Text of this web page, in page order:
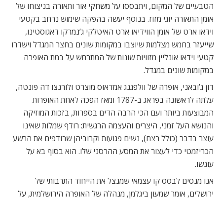
הטבעיים של המקום, ויתבססו על משחקי אור ותאורה בניצוחו של
אומן התאורה יוגי מזוז. בנוסף יעשה בהפקה שימוש נרחב בקטעי
וידאו ארט של אומן הווידיאו ארט האיטלקי ג’נמרקו דאגוסטינו,
שייעזר בחמש מצלמות שיוצבו במקומות שונים בחצר המגדל וישדרו
קטעי וידאו אונליין מזוויות שונות של המתרחש על במת האופרה
במקומות שונים במגדל.
דון ג’ובאני, אופרה של וולפגנג אמדאוס מוצרט ולורנצו דה פונטה,
עלתה לראשונה בפראג ב-1787 ומאז הפכה לאחת האופרות
המבוצעות ביותר ועם הכי הרבה הדים בספרות, בזכות המוזיקה
והנושא העל זמני, היצרים והעצמה הרגשית: רודף שמלות שאינו
עוצר בדבר (כולל רצח), נשים פגועות וקרוביהן שרודפים את הרשע
הכריזמטי כדי לעצור את המסע ההרסני שלו. הוא בסוף בא על
עונשו.
אנו מנסים לבסס קו עצמאי שמנצל את הייחוד התרבותי של
ירושלים, אומר שמעון ביגלמן, מנהלה של האופרה הירושלמית, על